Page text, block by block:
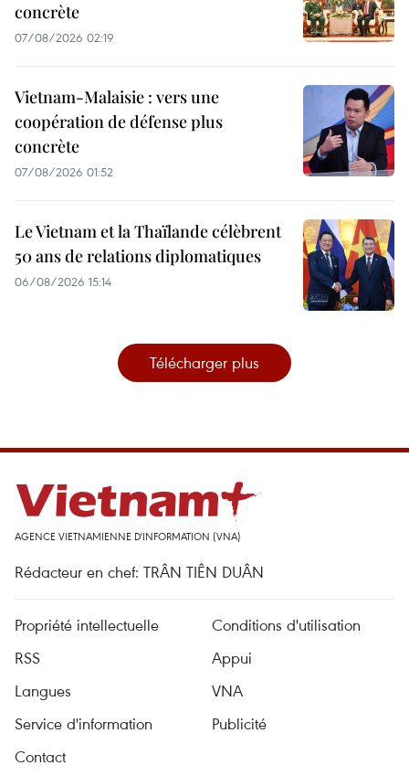
concrète
07/08/2026 02:19
Vietnam-Malaisie : vers une
coopération de défense plus
concrète
07/08/2026 01:52
Le Vietnam et la Thaïlande célèbrent
50 ans de relations diplomatiques
06/08/2026 15:14
Télécharger plus
AGENCE VIETNAMIENNE D'INFORMATION (VNA)
Rédacteur en chef: TRÂN TIÊN DUÂN
Propriété intellectuelle
Conditions d'utilisation
RSS
Appui
Langues
VNA
Service d'information
Publicité
Contact